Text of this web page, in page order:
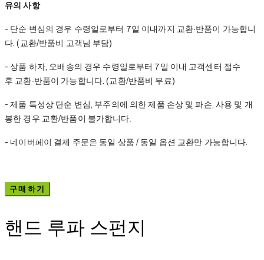
유의 사항
- 단순 변심의 경우 수령일로부터 7일 이내까지 교환∙반품이 가능합니
다. (교환/반품비 고객님 부담)
- 상품 하자, 오배송의 경우 수령일로부터 7일 이내 고객센터 접수
후 교환∙반품이 가능합니다. (교환/반품비 무료)
- 제품 특성상 단순 변심, 부주의에 의한 제품 손상 및 파손, 사용 및 개
봉한 경우 교환/반품이 불가합니다.
- 네이버페이 결제 주문은 동일 상품 / 동일 옵션 교환만 가능합니다.
구매하기
핸드 루파 스펀지